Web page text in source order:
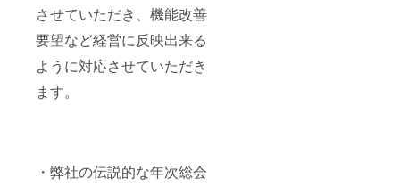
させていただき、機能改善
要望など経営に反映出来る
ように対応させていただき
ます。
・弊社の伝説的な年次総会